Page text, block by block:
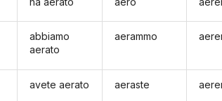
abbiamo
aerato
avete aerato
aerammo
aeraste